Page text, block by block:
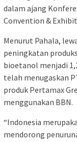
dalam ajang
Convention &
Menurut Pahala,
peningkatan
bioetanol menjadi
telah menugaskan
produk Pertamax
menggunakan BBN.
“Indonesia
mendorong